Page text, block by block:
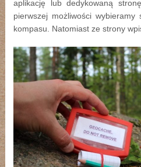
aplikację lub dedykowaną
pierwszej możliwości wybieramy
kompasu. Natomiast ze strony